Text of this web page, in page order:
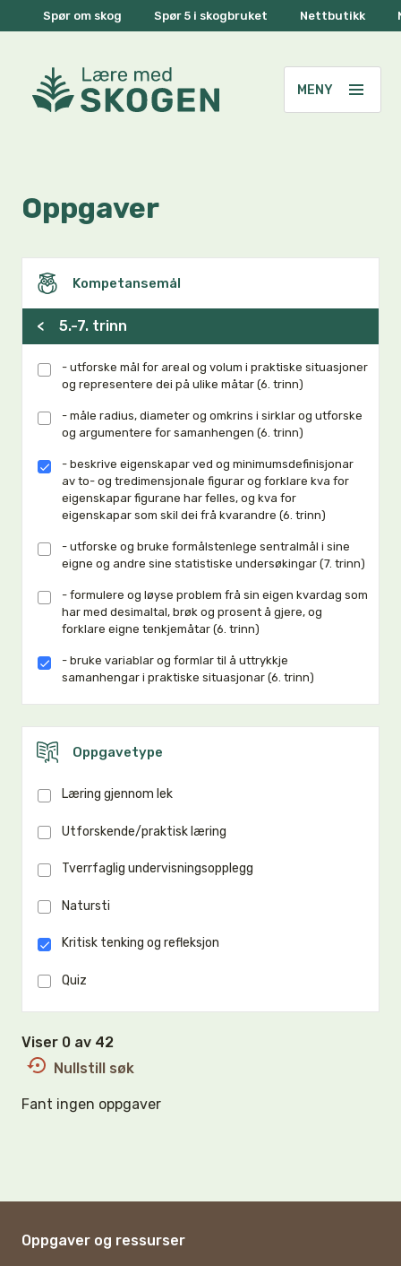
Spør om skog Spør 5 i skogbruket Nettbutikk
Oppgaver
Kompetansemål
< 5.-7. trinn
- utforske mål for areal og volum i praktiske situasjoner
og representere dei på ulike måtar (6. trinn)
- måle radius, diameter og omkrins i sirklar og utforske
og argumentere for samanhengen (6. trinn)
- beskrive eigenskapar ved og minimumsdefinisjonar
av to- og tredimensjonale figurar og forklare kva for
eigenskapar figurane har felles, og kva for
eigenskapar som skil dei frå kvarandre (6. trinn)
- utforske og bruke formålstenlege sentralmål i sine
eigne og andre sine statistiske undersøkingar (7. trinn)
- formulere og løyse problem frå sin eigen kvardag som
har med desimaltal, brøk og prosent å gjere, og
forklare eigne tenkjemåtar (6. trinn)
- bruke variablar og formlar til å uttrykkje
samanhengar i praktiske situasjonar (6. trinn)
Oppgavetype
Læring gjennom lek
Utforskende/praktisk læring
Tverrfaglig undervisningsopplegg
Natursti
Kritisk tenking og refleksjon
Quiz
Viser 0 av 42
Nullstill søk
Fant ingen oppgaver
Oppgaver og ressurser